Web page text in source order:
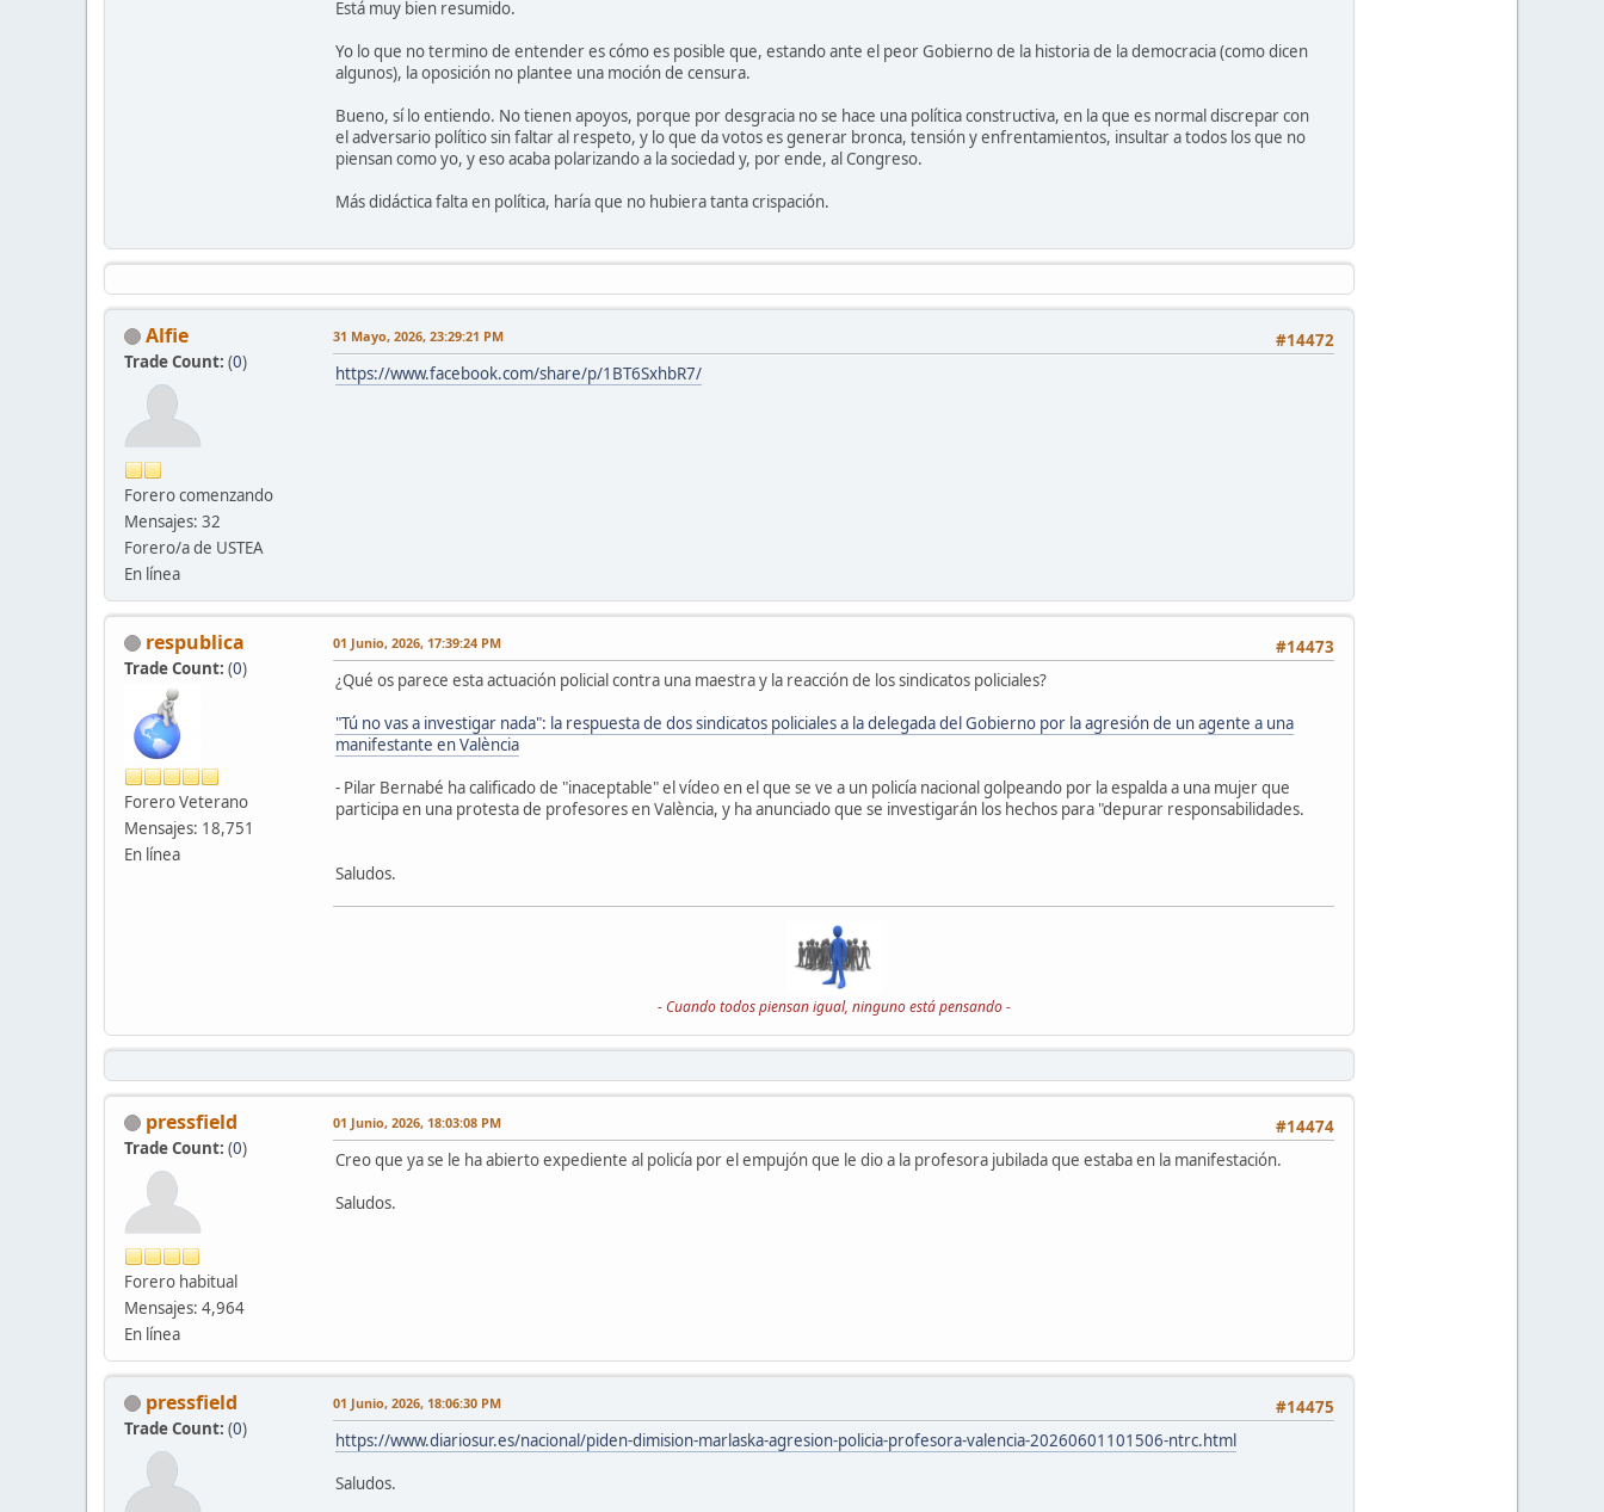
Está muy bien resumido.
Yo lo que no termino de entender es cómo es posible que, estando ante el peor Gobierno de la historia de la democracia (como dicen
algunos), la oposición no plantee una moción de censura.
Bueno, sí lo entiendo. No tienen apoyos, porque por desgracia no se hace una política constructiva, en la que es normal discrepar con
el adversario político sin faltar al respeto, y lo que da votos es generar bronca, tensión y enfrentamientos, insultar a todos los que no
piensan como yo, y eso acaba polarizando a la sociedad y, por ende, al Congreso.
Más didáctica falta en política, haría que no hubiera tanta crispación.
Alfie
Trade Count: (0)
Forero comenzando
Mensajes: 32
Forero/a de USTEA
En línea
#14472
31 Mayo, 2026, 23:29:21 PM
https://www.facebook.com/share/p/1BT6SxhbR7/
respublica
Trade Count: (0)
Forero Veterano
Mensajes: 18,751
En línea
#14473
01 Junio, 2026, 17:39:24 PM
¿Qué os parece esta actuación policial contra una maestra y la reacción de los sindicatos policiales?
"Tú no vas a investigar nada": la respuesta de dos sindicatos policiales a la delegada del Gobierno por la agresión de un agente a una
manifestante en València
- Pilar Bernabé ha calificado de "inaceptable" el vídeo en el que se ve a un policía nacional golpeando por la espalda a una mujer que
participa en una protesta de profesores en València, y ha anunciado que se investigarán los hechos para "depurar responsabilidades.
Saludos.
- Cuando todos piensan igual, ninguno está pensando -
pressfield
Trade Count: (0)
Forero habitual
Mensajes: 4,964
En línea
#14474
01 Junio, 2026, 18:03:08 PM
Creo que ya se le ha abierto expediente al policía por el empujón que le dio a la profesora jubilada que estaba en la manifestación.
Saludos.
pressfield
Trade Count: (0)
#14475
01 Junio, 2026, 18:06:30 PM
https://www.diariosur.es/nacional/piden-dimision-marlaska-agresion-policia-profesora-valencia-20260601101506-ntrc.html
Saludos.